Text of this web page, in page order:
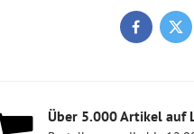
Facebook
Über 5​.000 Artikel auf